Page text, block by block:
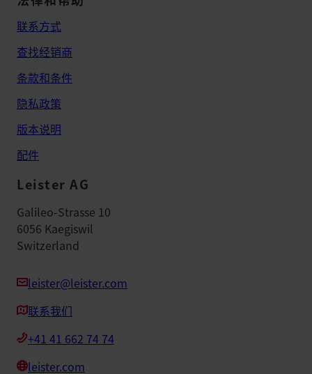
联系方式
查找经销商
条款和条件
隐私政策
版本说明
配件
Leister AG
Galileo-Strasse 10
6056 Kaegiswil
Switzerland
leister@leister.com
联系我们
+41 41 662 74 74
leister.com